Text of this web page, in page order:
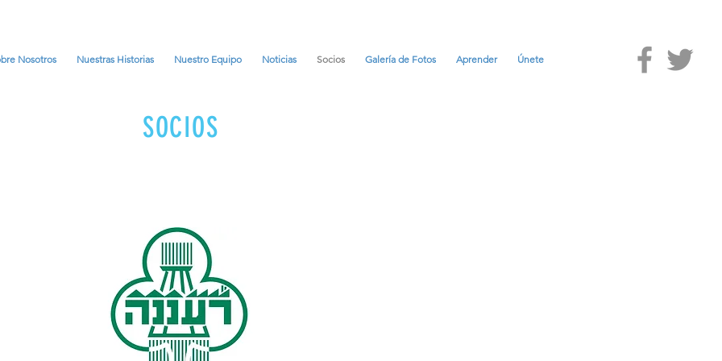
Nosotros Nuestras Historias Nuestro Equipo Noticias Socios Galería de Fotos Aprender Únete
SOCIOS